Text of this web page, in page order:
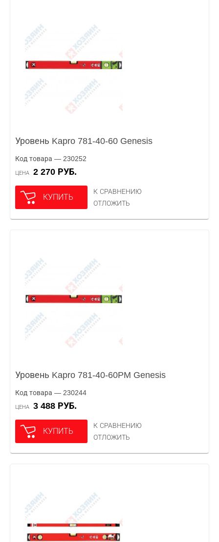
Уровень Kapro 781-40-60 Genesis
Код товара — 230252
ЦЕНА 2 270 РУБ.
КУПИТЬ
К СРАВНЕНИЮ
ОТЛОЖИТЬ
Уровень Kapro 781-40-60PM Genesis
Код товара — 230244
ЦЕНА 3 488 РУБ.
КУПИТЬ
К СРАВНЕНИЮ
ОТЛОЖИТЬ